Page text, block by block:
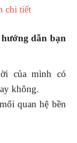
chi tiết
dẫn bạn
của mình có
không.
quan hệ bền